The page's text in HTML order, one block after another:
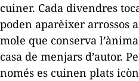
cuiner. Cada divendres
poden aparèixer arrossos
mole que conserva
casa de menjars d’autor.
només es cuinen plats